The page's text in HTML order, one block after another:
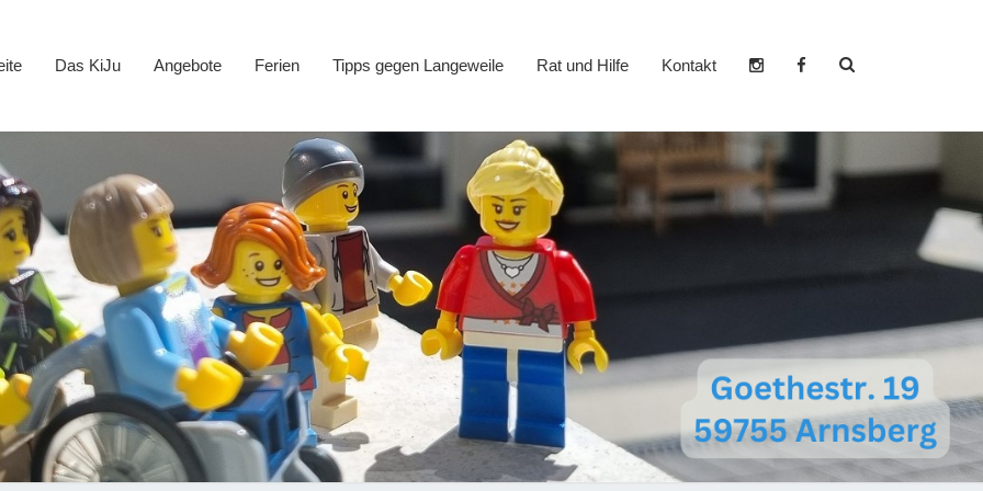
Das KiJu Angebote Ferien Tipps gegen Langeweile Rat und Hilfe Kontakt
Search
Kinder- und
Jugendzentrum
Neheim